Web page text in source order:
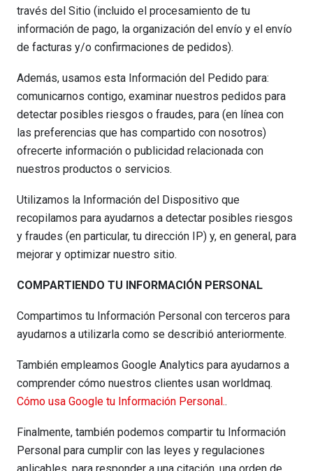
través del Sitio (incluido el procesamiento de tu
información de pago, la organización del envío y el envío
de facturas y/o confirmaciones de pedidos).
Además, usamos esta Información del Pedido para:
comunicarnos contigo, examinar nuestros pedidos para
detectar posibles riesgos o fraudes, para (en línea con
las preferencias que has compartido con nosotros)
ofrecerte información o publicidad relacionada con
nuestros productos o servicios.
Utilizamos la Información del Dispositivo que
recopilamos para ayudarnos a detectar posibles riesgos
y fraudes (en particular, tu dirección IP) y, en general, para
mejorar y optimizar nuestro sitio.
COMPARTIENDO TU INFORMACIÓN PERSONAL
Compartimos tu Información Personal con terceros para
ayudarnos a utilizarla como se describió anteriormente.
También empleamos Google Analytics para ayudarnos a
comprender cómo nuestros clientes usan worldmaq.
Cómo usa Google tu Información Personal..
Finalmente, también podemos compartir tu Información
Personal para cumplir con las leyes y regulaciones